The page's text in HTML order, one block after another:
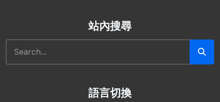
站內搜尋
語言切換